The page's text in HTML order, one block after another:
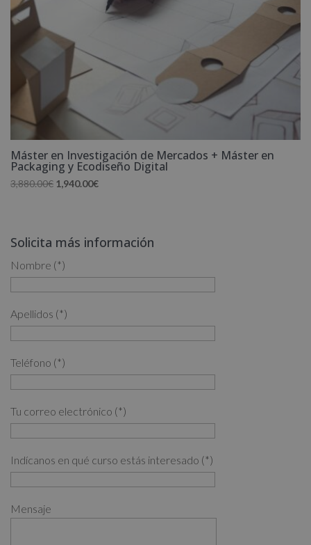
Máster en Investigación de Mercados + Máster en
Packaging y Ecodiseño Digital
3,880.00€ El
3,880.00€.
1,940.00€El
1,940.00€.
Solicita más información
Nombre (*)
Apellidos (*)
Teléfono (*)
Tu correo electrónico (*)
Indícanos en qué curso estás interesado (*)
Mensaje